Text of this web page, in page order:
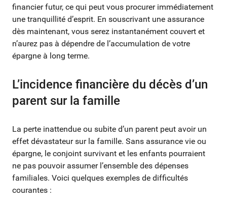
financier futur, ce qui peut vous procurer immédiatement
une tranquillité d’esprit. En souscrivant une assurance
dès maintenant, vous serez instantanément couvert et
n’aurez pas à dépendre de l’accumulation de votre
épargne à long terme.
L’incidence financière du décès d’un
parent sur la famille
La perte inattendue ou subite d’un parent peut avoir un
effet dévastateur sur la famille. Sans assurance vie ou
épargne, le conjoint survivant et les enfants pourraient
ne pas pouvoir assumer l’ensemble des dépenses
familiales. Voici quelques exemples de difficultés
courantes :